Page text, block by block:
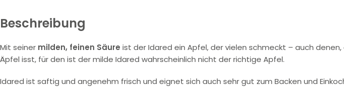
Beschreibung
Mit seiner milden, feinen Säure ist der Idared ein Apfel, der vielen schmeckt – auch
Äpfel isst, für den ist der milde Idared wahrscheinlich nicht der richtige Apfel.
Idared ist saftig und angenehm frisch und eignet sich auch sehr gut zum Backen und